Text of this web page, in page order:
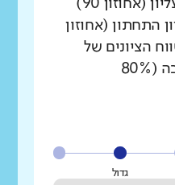
התלמידים בעשירון העליון (אחוזון 90)
התחתון (אחוזון
הציונים של
מרבית תלמידים השכבה (80%
גדול